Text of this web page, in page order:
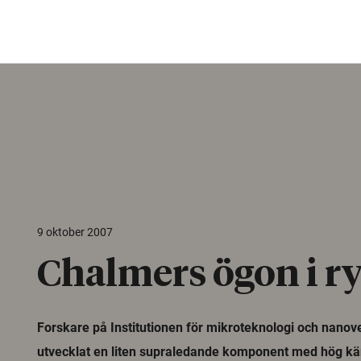
9 oktober 2007
Chalmers ögon i
Forskare på Institutionen för mikroteknologi och
utvecklat en liten supraledande komponent med hög